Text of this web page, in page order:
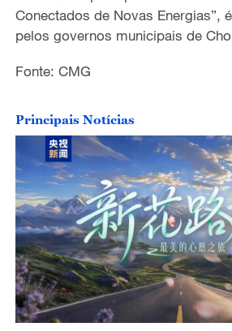
Conectados de Novas Energias”,
pelos governos municipais de
Fonte: CMG
Principais Notícias